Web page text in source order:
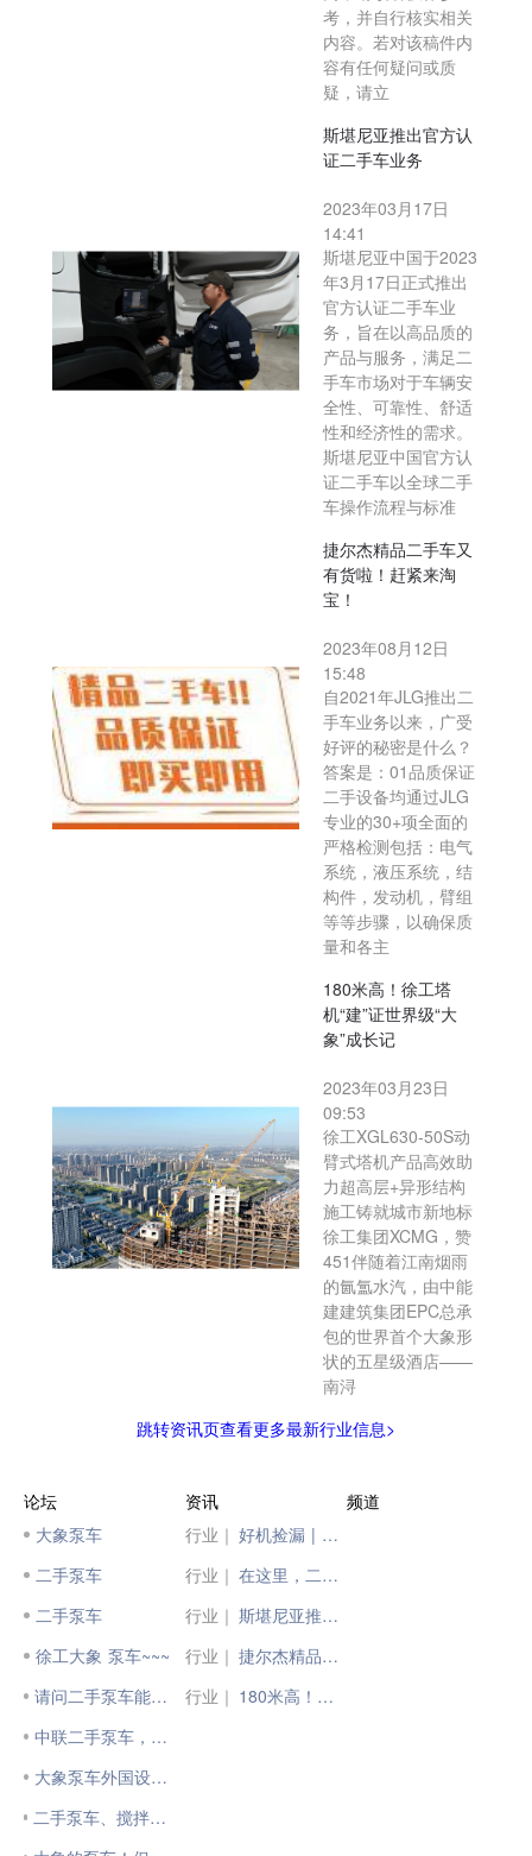
考，并自行核实相关
内容。若对该稿件内
容有任何疑问或质
疑，请立
斯堪尼亚推出官方认
证二手车业务
2023年03月17日
14:41
斯堪尼亚中国于2023
年3月17日正式推出
官方认证二手车业
务，旨在以高品质的
产品与服务，满足二
手车市场对于车辆安
全性、可靠性、舒适
性和经济性的需求。
斯堪尼亚中国官方认
证二手车以全球二手
车操作流程与标准
捷尔杰精品二手车又
有货啦！赶紧来淘
宝！
2023年08月12日
15:48
自2021年JLG推出二
手车业务以来，广受
好评的秘密是什么？
答案是：01品质保证
二手设备均通过JLG
专业的30+项全面的
严格检测包括：电气
系统，液压系统，结
构件，发动机，臂组
等等步骤，以确保质
量和各主
180米高！徐工塔
机“建”证世界级“大
象”成长记
2023年03月23日
09:53
徐工XGL630-50S动
臂式塔机产品高效助
力超高层+异形结构
施工铸就城市新地标
徐工集团XCMG，赞
451伴随着江南烟雨
的氤氲水汽，由中能
建建筑集团EPC总承
包的世界首个大象形
状的五星级酒店——
南浔
跳转资讯页查看更多最新行业信息>
论坛
大象泵车
二手泵车
二手泵车
徐工大象 泵车~~~
请问二手泵车能玩吗？
中联二手泵车，拖泵，销售
大象泵车外国设备现场施工
二手泵车、搅拌车应该由谁定价
资讯
行业｜
好机捡漏 | 抢二手好机，上柳工二手汇！
行业｜
在这里，二手车“更抢手”
行业｜
斯堪尼亚推出官方认证二手车业务
行业｜
捷尔杰精品二手车又有货啦！赶紧来淘宝！
行业｜
180米高！徐工塔机“建”证世界级“大象”成长记
频道